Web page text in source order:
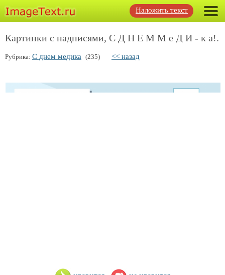
Наложить текст
Картинки с надписями, С Д Н Е М М е Д И - к а!.
Рубрика: С днем медика (235) << назад